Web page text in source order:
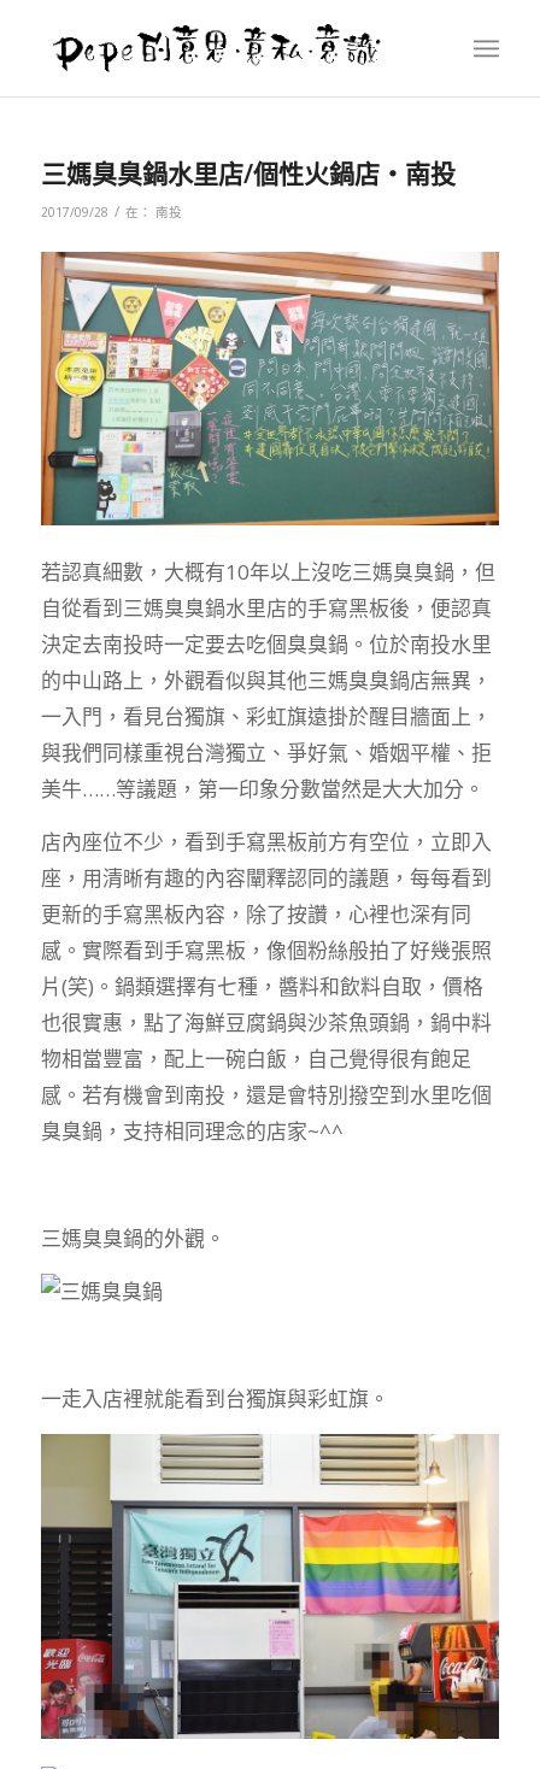
三媽臭臭鍋水里店/個性火鍋店‧南投
2017/09/28 / 在： 南投
若認真細數，大概有10年以上沒吃三媽臭臭鍋，但
自從看到三媽臭臭鍋水里店的手寫黑板後，便認真
決定去南投時一定要去吃個臭臭鍋。位於南投水里
的中山路上，外觀看似與其他三媽臭臭鍋店無異，
一入門，看見台獨旗、彩虹旗遠掛於醒目牆面上，
與我們同樣重視台灣獨立、爭好氣、婚姻平權、拒
美牛……等議題，第一印象分數當然是大大加分。
店內座位不少，看到手寫黑板前方有空位，立即入
座，用清晰有趣的內容闡釋認同的議題，每每看到
更新的手寫黑板內容，除了按讚，心裡也深有同
感。實際看到手寫黑板，像個粉絲般拍了好幾張照
片(笑)。鍋類選擇有七種，醬料和飲料自取，價格
也很實惠，點了海鮮豆腐鍋與沙茶魚頭鍋，鍋中料
物相當豐富，配上一碗白飯，自己覺得很有飽足
感。若有機會到南投，還是會特別撥空到水里吃個
臭臭鍋，支持相同理念的店家~^^
三媽臭臭鍋的外觀。
一走入店裡就能看到台獨旗與彩虹旗。